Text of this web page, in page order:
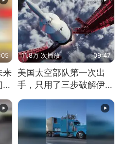
来
11.8万 次播放 09:47
美国太空部队第一次出
手，只用了三步破解伊朗